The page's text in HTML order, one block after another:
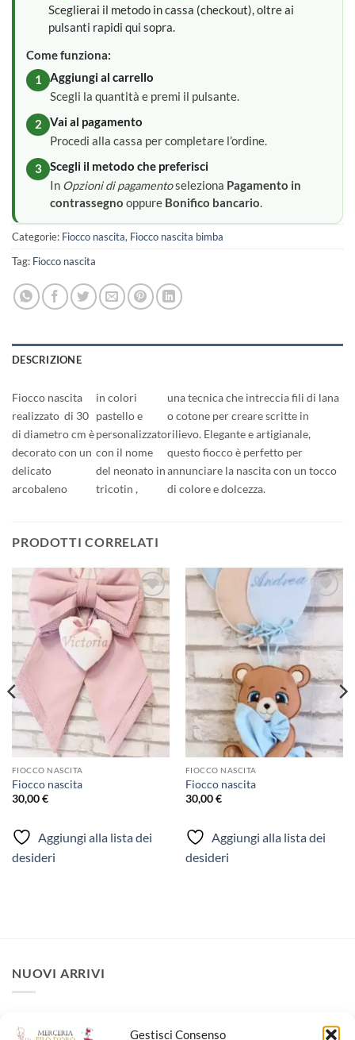
Gestisci Consenso
Sceglierai il metodo in cassa (checkout), oltre ai
pulsanti rapidi qui sopra.
Come funziona:
1
Aggiungi al carrello
Scegli la quantità e premi il pulsante.
2
Vai al pagamento
Procedi alla cassa per completare l’ordine.
3
Scegli il metodo che preferisci
In Opzioni di pagamentoseleziona Pagamento in
contrassegno oppure Bonifico bancario.
Categorie: Fiocco nascita, Fiocco nascita bimba
Tag: Fiocco nascita
DESCRIZIONE
Fiocco nascita
realizzato di 30
di diametro cm è
decorato con un
delicato
arcobaleno
in colori
pastello e
personalizzato
con il nome
del neonato in
tricotin ,
una tecnica che intreccia fili di lana
o cotone per creare scritte in
rilievo. Elegante e artigianale,
questo fiocco è perfetto per
annunciare la nascita con un tocco
di colore e dolcezza.
PRODOTTI CORRELATI
Aggiungi
alla lista
desideri
FIOCCO NASCITA
Fiocco nascita
30,00€
Aggiungi alla lista dei
desideri
Aggiungi
alla lista
FIOCCO NASCITA
Fiocco nascita
30,00€
Aggiungi alla lista dei
desideri
NUOVI ARRIVI